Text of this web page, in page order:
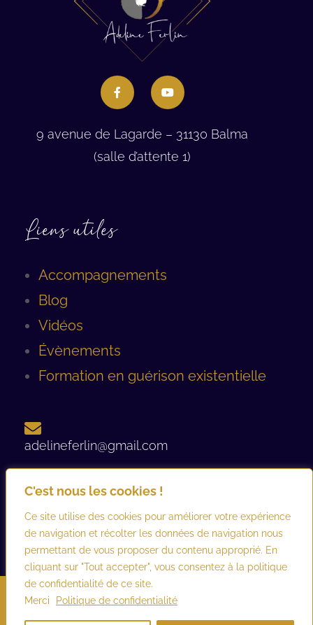
C'est nous les cookies !
Ce site utilise des cookies pour améliorer votre expérience
de navigation et récolter les données de navigation nous
permettant de vous proposer du contenu approprié. En
cliquant sur "Tout accepter", vous consentez à la politique
de confidentialité de ce site.
Merci
Politique de confidentialité
9 avenue de Lagarde – 31130 Balma
(salle d’attente 1)
Liens utiles
Accompagnements
Blog
Vidéos
Évènements
Formation en guérison existentielle
adelineferlin@gmail.com
Conditions générales d’utilisation et de vente